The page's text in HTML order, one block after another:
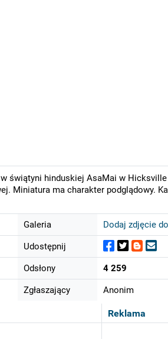
świątyni hinduskiej AsaMai w
Miniatura ma charakter podglądowy.
Galeria Dodaj zdjęcie
Udostępnij
Odsłony 4 259
Zgłaszający Anonim
Reklama